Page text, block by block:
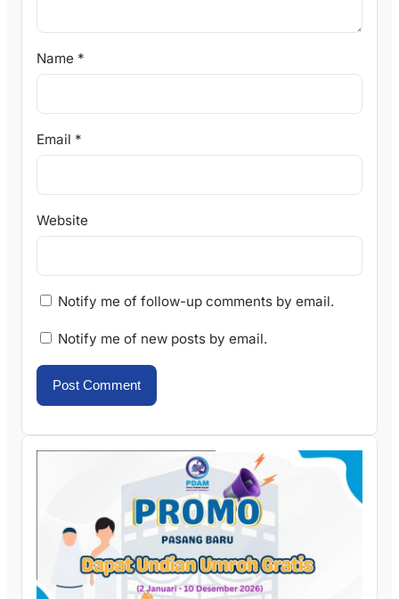
Name *
Email *
Website
Notify me of follow-up comments by email.
Notify me of new posts by email.